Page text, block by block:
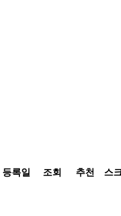
등록일 조회 추천 스